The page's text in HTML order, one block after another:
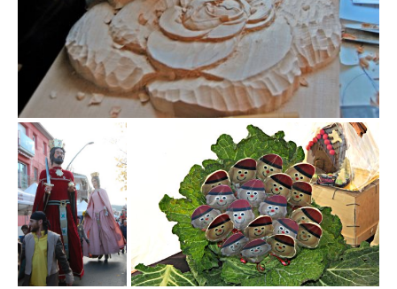
Fira de la col de la
Roca del Vallès
Fira de la col de la Roca del Vallès